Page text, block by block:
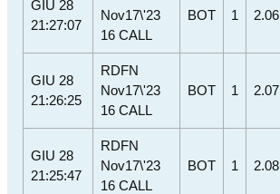
GIU 28
21:27:07
Nov17\'23
16 CALL
BOT 1 2.06
GIU 28
21:26:25
RDFN
Nov17\'23
16 CALL
BOT 1 2.07
GIU 28
21:25:47
RDFN
Nov17\'23
16 CALL
BOT 1 2.08